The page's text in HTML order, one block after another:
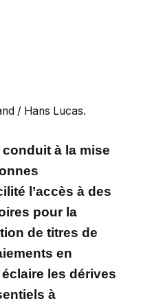
/ Hans Lucas.
à la mise
l’accès à des
pour la
de titres de
en
les dérives
à